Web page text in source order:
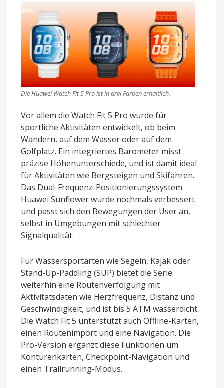
Die Huawei Watch Fit 5 Pro ist in drei Farben erhältlich.
Vor allem die Watch Fit 5 Pro wurde für
sportliche Aktivitäten entwickelt, ob beim
Wandern, auf dem Wasser oder auf dem
Golfplatz. Ein integriertes Barometer misst
präzise Höhenunterschiede, und ist damit ideal
für Aktivitäten wie Bergsteigen und Skifahren.
Das Dual-Frequenz-Positionierungssystem
Huawei Sunflower wurde nochmals verbessert
und passt sich den Bewegungen der User an,
selbst in Umgebungen mit schlechter
Signalqualität.
Für Wassersportarten wie Segeln, Kajak oder
Stand-Up-Paddling (SUP) bietet die Serie
weiterhin eine Routenverfolgung mit
Aktivitätsdaten wie Herzfrequenz, Distanz und
Geschwindigkeit, und ist bis 5 ATM wasserdicht.
Die Watch Fit 5 unterstützt auch Offline-Karten,
einen Routenimport und eine Navigation. Die
Pro-Version ergänzt diese Funktionen um
Konturenkarten, Checkpoint-Navigation und
einen Trailrunning-Modus.